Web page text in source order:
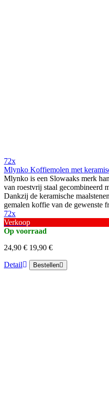
72x
Mlynko Koffiemolen met
Mlynko is een Slowaaks merk
van roestvrij staal gecombineerd
Dankzij de keramische
gemalen koffie van de gewenste
72x
Verkoop
Op voorraad
24,90 € 19,90 €
Detail Bestellen